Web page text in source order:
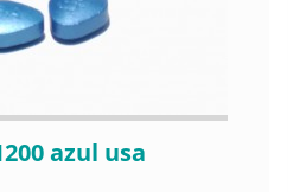
azul usa